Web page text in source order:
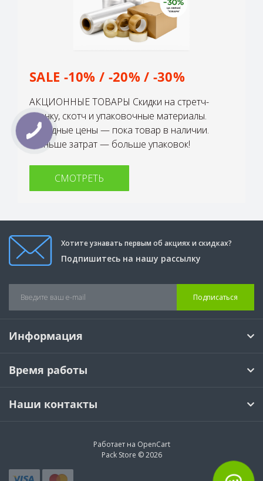
SALE -10% / -20% / -30%
АКЦИОННЫЕ ТОВАРЫ Скидки на стретч-
пленку, скотч и упаковочные материалы.
Выгодные цены — пока товар в наличии.
Меньше затрат — больше упаковок!
СМОТРЕТЬ
Хотите узнавать первым об акциях и скидках?
Подпишитесь на нашу рассылку
Подписаться
Информация
Время работы
Наши контакты
Работает на OpenCart
Pack Store © 2026